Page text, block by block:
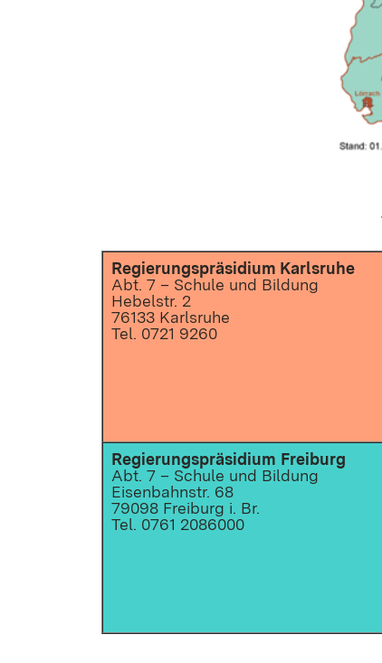
Regierungspräsidium Karlsruhe
Abt. 7 – Schule und Bildung
Hebelstr. 2
76133 Karlsruhe
Tel. 0721 9260
Regierungspräsidium Freiburg
Abt. 7 – Schule und Bildung
Eisenbahnstr. 68
79098 Freiburg i. Br.
Tel. 0761 2086000